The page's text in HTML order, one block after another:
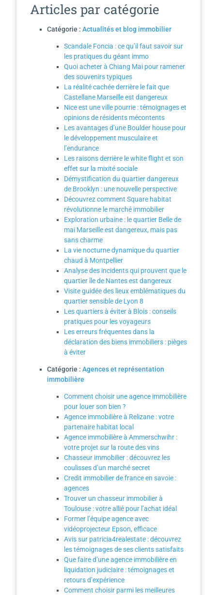
Articles par catégorie
Catégorie : Actualités et blog immobilier
Scandale Foncia : ce qu’il faut savoir sur
les pratiques du géant immo
Quoi acheter à Chiang Mai pour ramener
des souvenirs typiques
La réalité cachée derrière le fait que
Castellane Marseille est dangereux
Nice est une ville pourrie : témoignages et
opinions de résidents mécontents
Les avantages d’une Boulder house pour
le développement musculaire et
l’endurance
Les raisons derrière le white flight et son
effet sur la mixité sociale
Démystification du quartier dangereux
de Brooklyn : une nouvelle perspective
Découvrez comment Square habitat
révolutionne le marché immobilier
Exploration urbaine : le quartier Belle de
mai Marseille est dangereux, mais pas
sans charme
La vie nocturne dynamique du quartier
chaud à Montpellier
Analyse des incidents qui prouvent que le
quartier île de Nantes est dangereux
Visite guidée des lieux emblématiques du
quartier sensible de Lyon 8
Les quartiers à éviter à Blois : conseils
pratiques pour les voyageurs
Les erreurs fréquentes dans la
déclaration des biens immobiliers : pièges
à éviter
Catégorie : Agences et représentation
immobilière
Comment choisir une agence immobilière
pour louer son bien ?
Agence immobilière à Relizane : votre
partenaire habitat local
Agence immobilière à Ammerschwihr :
votre projet sur la route des vins
Chasseur immobilier : découvrez les
coulisses d’un marché secret
Credit immobilier de france en savoie :
agences
Trouver un chasseur immobilier à
Toulouse : votre allié pour l’achat idéal
Former l’équipe agence avec
vidéoprojecteur Epson, efficace
Avis sur patricia4realestate : découvrez
les témoignages de ses clients satisfaits
Que faire d’une agence immobilière en
liquidation judiciaire : témoignages et
retours d’expérience
Comment choisir parmi les meilleures